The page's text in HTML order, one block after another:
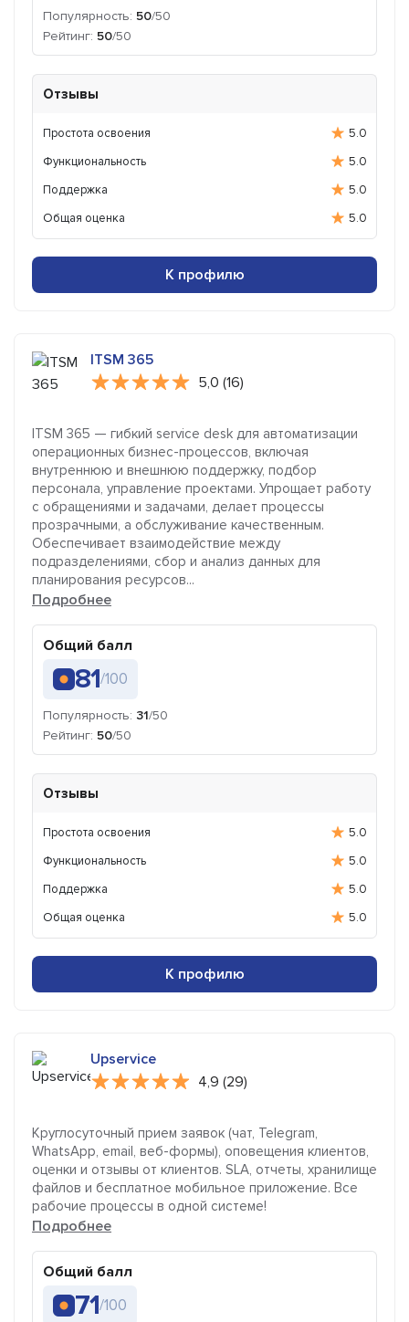
Популярность: 50/50
Рейтинг: 50/50
Отзывы
Простота освоения
5.0
Функциональность
5.0
Поддержка
5.0
Общая оценка
5.0
К профилю
ITSM 365
5,0 (16)
ITSM 365 — гибкий service desk для автоматизации
операционных бизнес-процессов, включая
внутреннюю и внешнюю поддержку, подбор
персонала, управление проектами. Упрощает работу
с обращениями и задачами, делает процессы
прозрачными, а обслуживание качественным.
Обеспечивает взаимодействие между
подразделениями, сбор и анализ данных для
планирования ресурсов...
Подробнее
Общий балл
81/100
Популярность: 31/50
Рейтинг: 50/50
Отзывы
Простота освоения
5.0
Функциональность
5.0
Поддержка
5.0
Общая оценка
5.0
К профилю
Upservice
4,9 (29)
Круглосуточный прием заявок (чат, Telegram,
WhatsApp, email, веб-формы), оповещения клиентов,
оценки и отзывы от клиентов. SLA, отчеты, хранилище
файлов и бесплатное мобильное приложение. Все
рабочие процессы в одной системе!
Подробнее
Общий балл
71/100